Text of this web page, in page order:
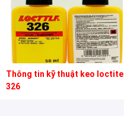
Thông tin kỹ thuật keo loctite
326